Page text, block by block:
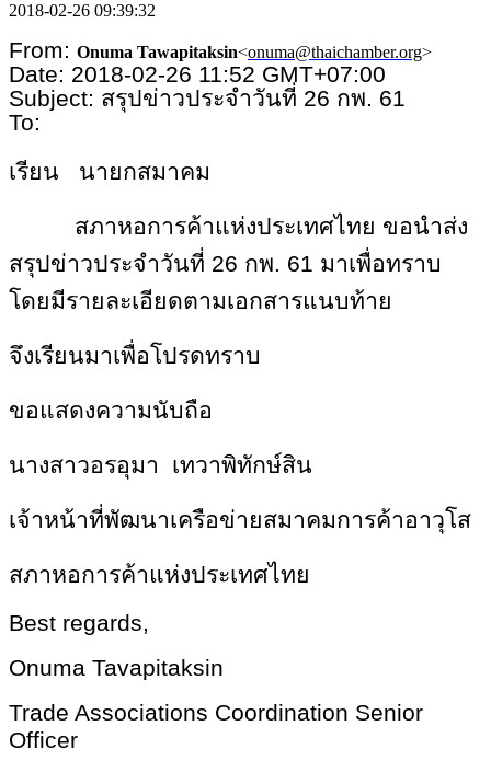
2018-02-26 09:39:32
From: Onuma Tawapitaksin<onuma@thaichamber.org>
Date: 2018-02-26 11:52 GMT+07:00
Subject: สรุปข่าวประจำวันที่ 26 กพ. 61
To:
เรียน นายกสมาคม
สภาหอการค้าแห่งประเทศไทย ขอนำส่ง
สรุปข่าวประจำวันที่ 26 กพ. 61 มาเพื่อทราบ
โดยมีรายละเอียดตามเอกสารแนบท้าย
จึงเรียนมาเพื่อโปรดทราบ
ขอแสดงความนับถือ
นางสาวอรอุมา เทวาพิทักษ์สิน
เจ้าหน้าที่พัฒนาเครือข่ายสมาคมการค้าอาวุโส
สภาหอการค้าแห่งประเทศไทย
Best regards,
Onuma Tavapitaksin
Trade Associations Coordination Senior
Officer